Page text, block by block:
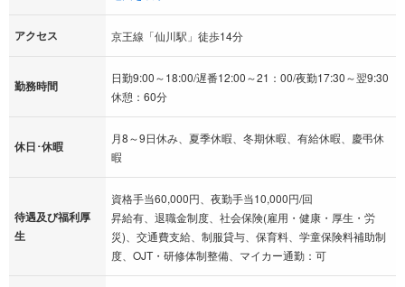
アクセス 京王線「仙川駅」徒歩14分
勤務時間
日勤9:00～18:00/遅番12:00～21：00/夜勤17:30～翌9:30
休憩：60分
休日･休暇
月8～9日休み、夏季休暇、冬期休暇、有給休暇、慶弔休
暇
待遇及び福利厚
生
資格手当60,000円、夜勤手当10,000円/回
昇給有、退職金制度、社会保険(雇用・健康・厚生・労
災)、交通費支給、制服貸与、保育料、学童保険料補助制
度、OJT・研修体制整備、マイカー通勤：可